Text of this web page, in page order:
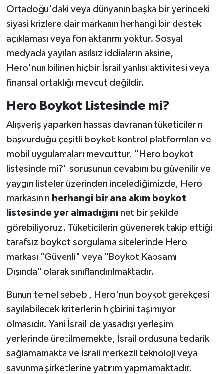
Ortadoğu'daki veya dünyanın başka bir yerindeki
siyasi krizlere dair markanın herhangi bir destek
açıklaması veya fon aktarımı yoktur. Sosyal
medyada yayılan asılsız iddiaların aksine,
Hero'nun bilinen hiçbir İsrail yanlısı aktivitesi veya
finansal ortaklığı mevcut değildir.
Hero Boykot Listesinde mi?
Alışveriş yaparken hassas davranan tüketicilerin
başvurduğu çeşitli boykot kontrol platformları ve
mobil uygulamaları mevcuttur. "Hero boykot
listesinde mi?" sorusunun cevabını bu güvenilir ve
yaygın listeler üzerinden incelediğimizde, Hero
markasının herhangi bir ana akım boykot
listesinde yer almadığınınet bir şekilde
görebiliyoruz. Tüketicilerin güvenerek takip ettiği
tarafsız boykot sorgulama sitelerinde Hero
markası "Güvenli" veya "Boykot Kapsamı
Dışında" olarak sınıflandırılmaktadır.
Bunun temel sebebi, Hero'nun boykot gerekçesi
sayılabilecek kriterlerin hiçbirini taşımıyor
olmasıdır. Yani İsrail'de yasadışı yerleşim
yerlerinde üretilmemekte, İsrail ordusuna tedarik
sağlamamakta ve İsrail merkezli teknoloji veya
savunma şirketlerine yatırım yapmamaktadır.